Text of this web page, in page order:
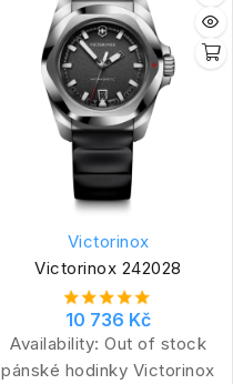
Victorinox
Victorinox 242028
10 736 Kč
Availability: Out of stock
pánské hodinky Victorinox